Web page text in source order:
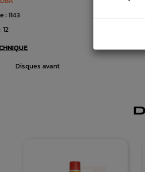
:1143
12
Disques avant